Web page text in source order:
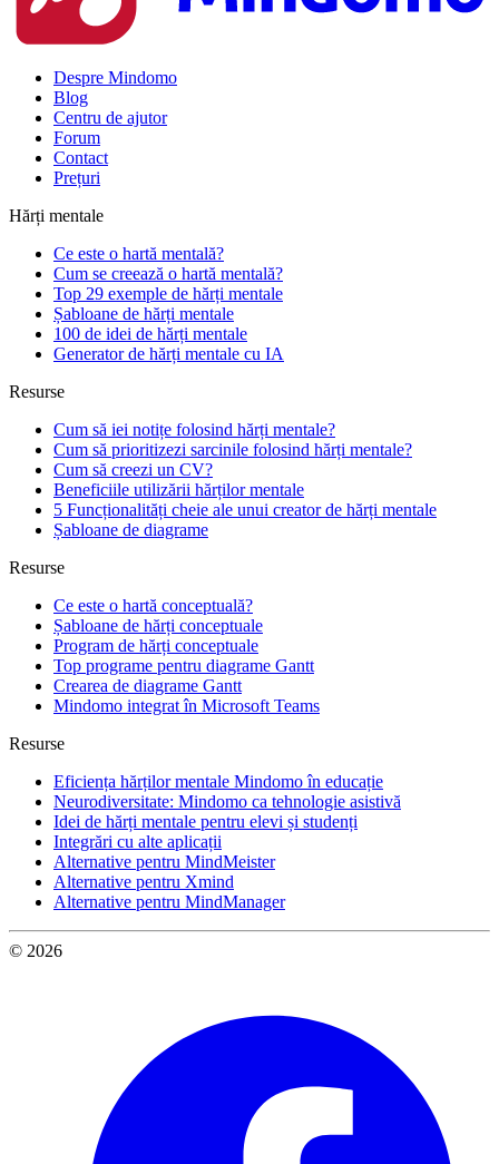
Despre Mindomo
Blog
Centru de ajutor
Forum
Contact
Prețuri
Hărți mentale
Ce este o hartă mentală?
Cum se creează o hartă mentală?
Top 29 exemple de hărți mentale
Șabloane de hărți mentale
100 de idei de hărți mentale
Generator de hărți mentale cu IA
Resurse
Cum să iei notițe folosind hărți mentale?
Cum să prioritizezi sarcinile folosind hărți mentale?
Cum să creezi un CV?
Beneficiile utilizării hărților mentale
5 Funcționalități cheie ale unui creator de hărți mentale
Șabloane de diagrame
Resurse
Ce este o hartă conceptuală?
Șabloane de hărți conceptuale
Program de hărți conceptuale
Top programe pentru diagrame Gantt
Crearea de diagrame Gantt
Mindomo integrat în Microsoft Teams
Resurse
Eficiența hărților mentale Mindomo în educație
Neurodiversitate: Mindomo ca tehnologie asistivă
Idei de hărți mentale pentru elevi și studenți
Integrări cu alte aplicații
Alternative pentru MindMeister
Alternative pentru Xmind
Alternative pentru MindManager
© 2026